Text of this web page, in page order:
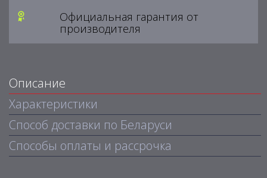
Официальная гарантия от
производителя
Описание
Характеристики
Способ доставки по Беларуси
Способы оплаты и рассрочка